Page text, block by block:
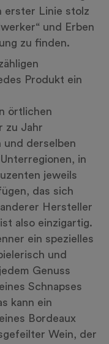
erster Linie stolz
und Erben
zu finden.
Produkt ein
örtlichen
zu Jahr
und derselben
in
jeweils
das sich
Hersteller
also einzigartig.
ein spezielles
und
Genuss
Schnapses
kann ein
Bordeaux
Wein, der